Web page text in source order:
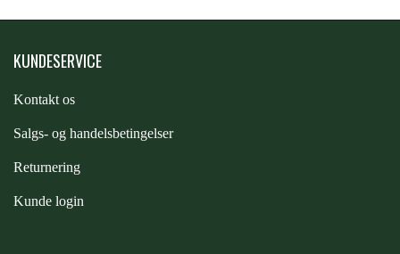
QHP -BRANDS OF Q
PREMIER EQUINE INSEKTBESKYTTELSE
KUNDESERVICE
Kontakt os
Salgs- og handelsbetingelser
Returnering
Kunde login